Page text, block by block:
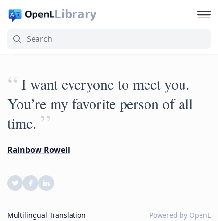
Library
“ I want everyone to meet you.
You’re my favorite person of all
time. ”
Rainbow Rowell
Multilingual Translation Powered by OpenL